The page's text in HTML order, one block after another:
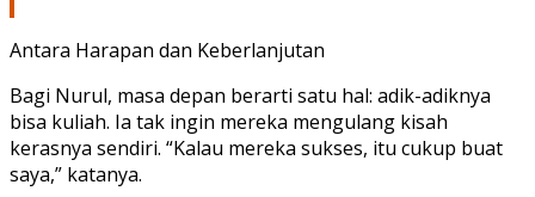
Antara Harapan dan Keberlanjutan
Bagi Nurul, masa depan berarti satu hal: adik-adiknya
bisa kuliah. Ia tak ingin mereka mengulang kisah
kerasnya sendiri. “Kalau mereka sukses, itu cukup buat
saya,” katanya.